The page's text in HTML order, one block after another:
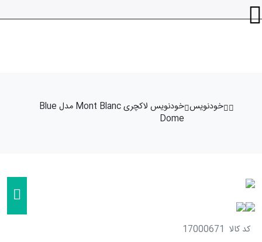
خودنویس
خودنویس لاکچری Mont Blanc مدل Blue
Dome
کد کالا 17000671